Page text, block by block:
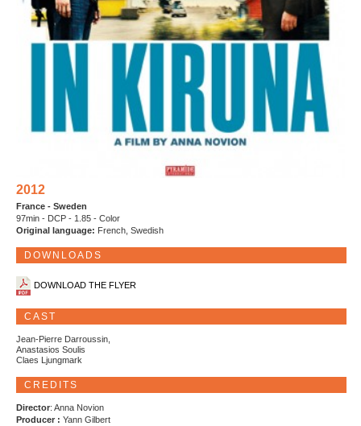
2012
France - Sweden
97min - DCP - 1.85 - Color
Original language: French, Swedish
DOWNLOADS
DOWNLOAD THE FLYER
CAST
Jean-Pierre Darroussin,
Anastasios Soulis
Claes Ljungmark
CREDITS
Director: Anna Novion
Producer : Yann Gilbert